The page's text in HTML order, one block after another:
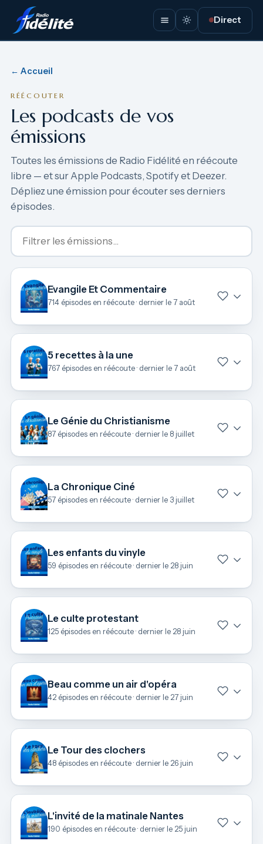
Direct
← Accueil
RÉÉCOUTER
Les podcasts de vos
émissions
Toutes les émissions de Radio Fidélité en réécoute
libre — et sur Apple Podcasts, Spotify et Deezer.
Dépliez une émission pour écouter ses derniers
épisodes.
Evangile Et Commentaire
714 épisodes en réécoute · dernier le 7 août
5 recettes à la une
767 épisodes en réécoute · dernier le 7 août
Le Génie du Christianisme
87 épisodes en réécoute · dernier le 8 juillet
La Chronique Ciné
57 épisodes en réécoute · dernier le 3 juillet
Les enfants du vinyle
59 épisodes en réécoute · dernier le 28 juin
Le culte protestant
125 épisodes en réécoute · dernier le 28 juin
Beau comme un air d'opéra
42 épisodes en réécoute · dernier le 27 juin
Le Tour des clochers
48 épisodes en réécoute · dernier le 26 juin
L'invité de la matinale Nantes
190 épisodes en réécoute · dernier le 25 juin